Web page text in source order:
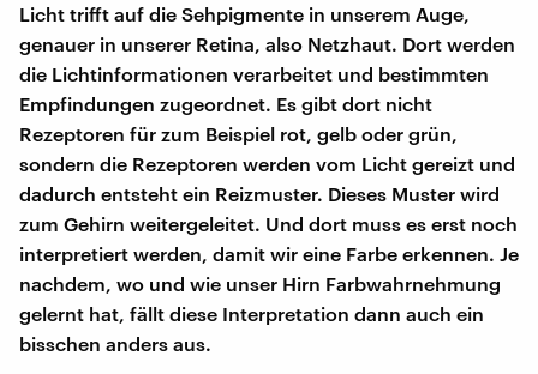
Licht trifft auf die Sehpigmente in unserem Auge,
genauer in unserer Retina, also Netzhaut. Dort werden
die Lichtinformationen verarbeitet und bestimmten
Empfindungen zugeordnet. Es gibt dort nicht
Rezeptoren für zum Beispiel rot, gelb oder grün,
sondern die Rezeptoren werden vom Licht gereizt und
dadurch entsteht ein Reizmuster. Dieses Muster wird
zum Gehirn weitergeleitet. Und dort muss es erst noch
interpretiert werden, damit wir eine Farbe erkennen. Je
nachdem, wo und wie unser Hirn Farbwahrnehmung
gelernt hat, fällt diese Interpretation dann auch ein
bisschen anders aus.